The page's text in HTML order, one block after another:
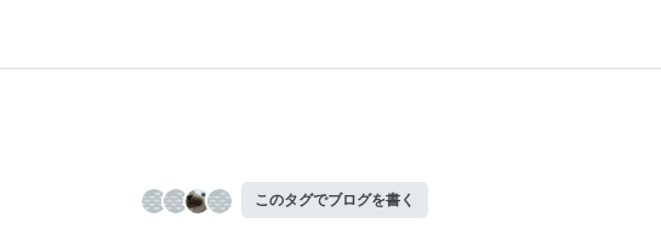
このタグでブログを書く